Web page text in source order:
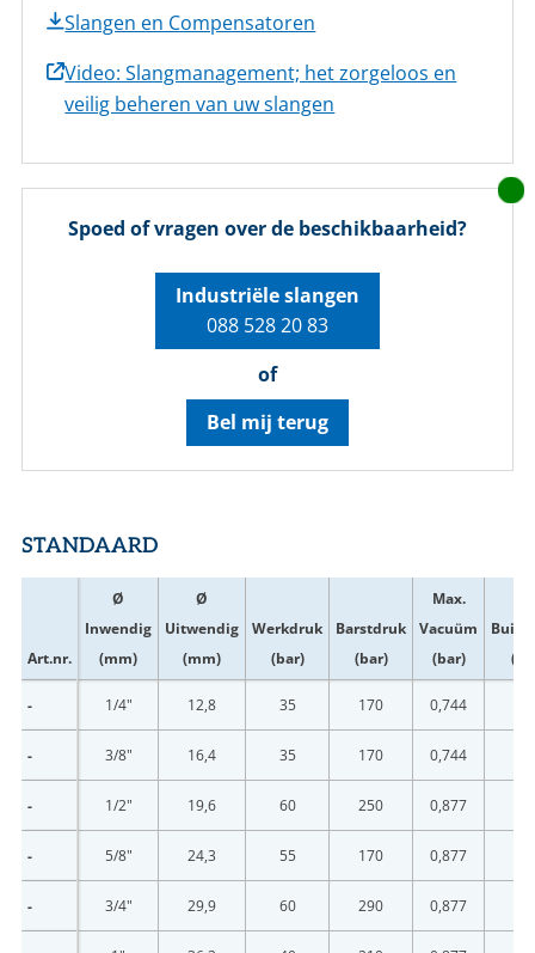
Slangen en Compensatoren
Video: Slangmanagement; het zorgeloos en
veilig beheren van uw slangen
Spoed of vragen over de beschikbaarheid?
Industriële slangen
088 528 20 83
of
Bel mij terug
STANDAARD
Art.nr.
Ø
Inwendig
(mm)
Ø
Uitwendig
(mm)
Werkdruk
(bar)
Barstdruk
(bar)
Max.
Vacuüm
(bar)
- 1/4" 12,8 35 170 0,744
- 3/8" 16,4 35 170 0,744
- 1/2" 19,6 60 250 0,877
- 5/8" 24,3 55 170 0,877
- 3/4" 29,9 60 290 0,877